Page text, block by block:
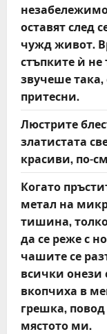
оставят след
чужд живот.
стъпките ѝ не
звучеше така,
притесни.
Люстрите
златистата
красиви, по-
Когато
метал на
тишина,
да се реже с
чашите се
всички онези
вкопчиха в
грешка,
мястото ми.